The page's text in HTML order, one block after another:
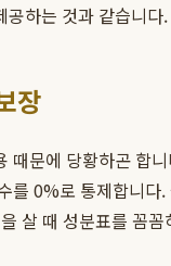
공하는 것과 같습니다.
장
때문에 당황하곤 합
를 0%로 통제합니
살 때 성분표를 꼼